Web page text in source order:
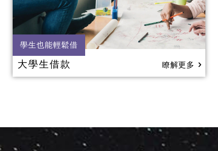
學生也能輕鬆借
大學生借款 瞭解更多